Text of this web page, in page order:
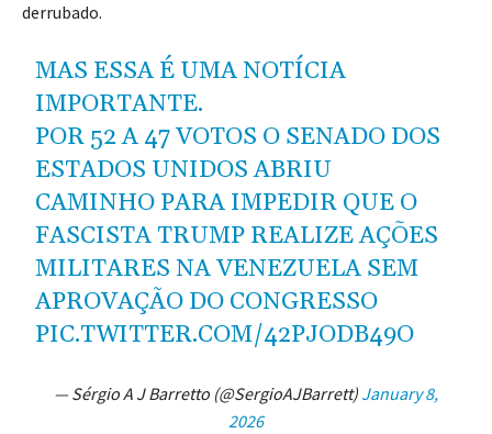
derrubado.
MAS ESSA É UMA NOTÍCIA
IMPORTANTE.
POR 52 A 47 VOTOS O SENADO DOS
ESTADOS UNIDOS ABRIU
CAMINHO PARA IMPEDIR QUE O
FASCISTA TRUMP REALIZE AÇÕES
MILITARES NA VENEZUELA SEM
APROVAÇÃO DO CONGRESSO
PIC.TWITTER.COM/42PJODB49O
— Sérgio A J Barretto (@SergioAJBarrett) January 8,
2026